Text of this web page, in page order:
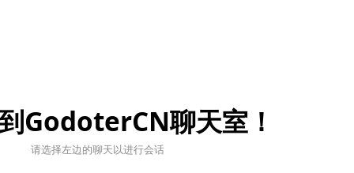
GodoterCN聊天室！
请选择左边的聊天以进行会话